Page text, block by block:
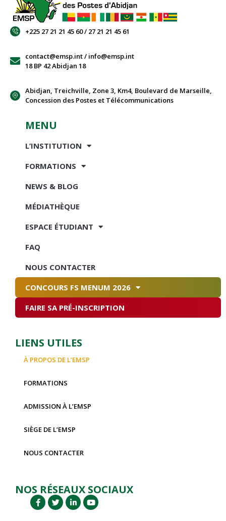
+225 27 21 21 45 60 / 27 21 21 45 61
contact@emsp.int / info@emsp.int
18 BP 42 Abidjan 18
Abidjan, Treichville, Zone 3, Km4, Boulevard de Marseille,
Concession des Postes et Télécommunications
MENU
L’INSTITUTION
FORMATIONS
NEWS & BLOG
MÉDIATHÈQUE
ESPACE ÉTUDIANT
FAQ
NOUS CONTACTER
CONCOURS FS MENUM 2026
FAIRE SA PRÉ-INSCRIPTION
LIENS UTILES
À PROPOS DE L’EMSP
FORMATIONS
ADMISSION À L’EMSP
SIÈGE DE L’EMSP
NOUS CONTACTER
NOS RÉSEAUX SOCIAUX